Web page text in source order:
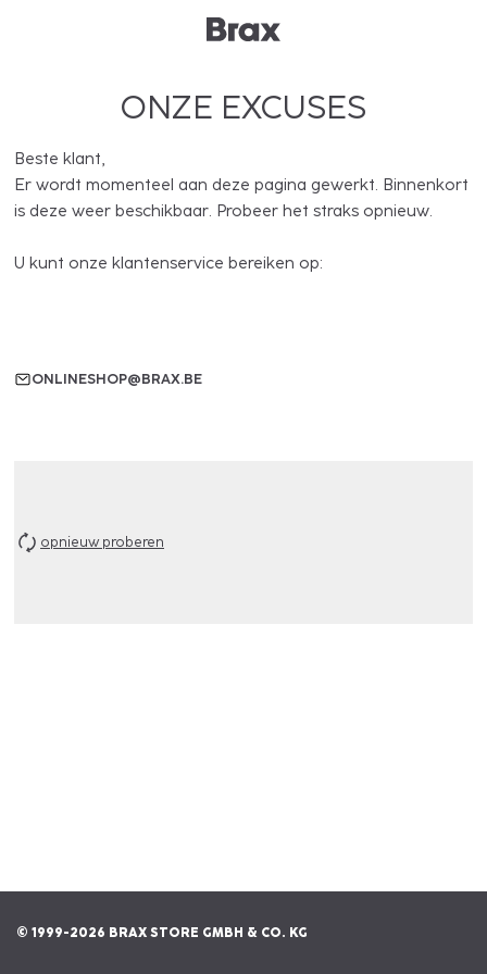
ONZE EXCUSES
Beste klant,
Er wordt momenteel aan deze pagina gewerkt. Binnenkort
is deze weer beschikbaar. Probeer het straks opnieuw.
U kunt onze klantenservice bereiken op:
ONLINESHOP@BRAX.BE
opnieuw proberen
© 1999-2026 BRAX STORE GMBH & CO. KG